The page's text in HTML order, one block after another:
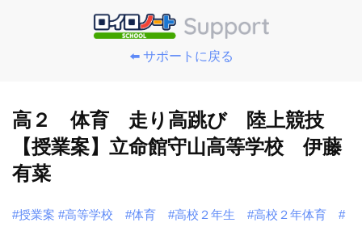
⬅️ サポートに戻る
高２ 体育 走り高跳び 陸上競技
【授業案】立命館守山高等学校 伊藤
有菜
#授業案 #高等学校 #体育 #高校２年生 #高校２年体育
#